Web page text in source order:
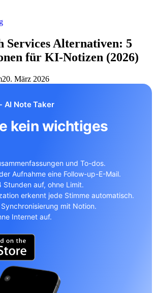
Services Alternativen: 5
für KI-Notizen (2026)
20. März 2026
AI Note Taker
kein wichtiges
und To-dos.
Aufnahme eine Follow-up-E-Mail.
Stunden auf, ohne Limit.
erkennt jede Stimme automatisch.
mit Notion.
Internet auf.